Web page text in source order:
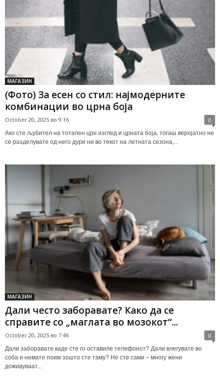
МАГАЗИН
(Фото) За есен со стил: најмодерните
комбинации во црна боја
October 20, 2025 во 9:16 0
Ако сте љубител на тотален црн изглед и црната боја, тогаш веројатно не
се разделувате од него дури ни во текот на летната сезона,...
МАГАЗИН
Дали често заборавате? Како да се
справите со „маглата во мозокот“...
October 20, 2025 во 7:46 0
Дали заборавате каде сте го оставиле телефонот? Дали влегувате во
соба и немате поим зошто сте таму? Не сте сами – многу жени
доживуваат...